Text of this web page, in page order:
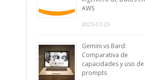
AWS
2025-07-25
Gemini vs Bard:
Comparativa de
capacidades y uso de
prompts